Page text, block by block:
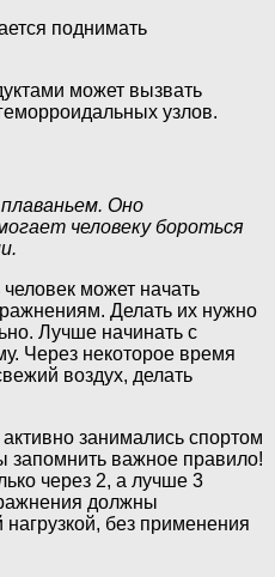
поднимать
может вызвать
узлов.
Оно
человеку бороться
может начать
Делать их нужно
Лучше начинать с
Через некоторое время
воздух, делать
занимались спортом
запомнить важное правило!
через 2, а лучше 3
должны
без применения